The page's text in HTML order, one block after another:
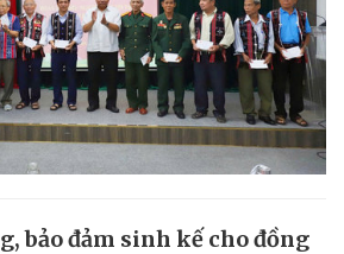
bảo đảm sinh kế cho đồng